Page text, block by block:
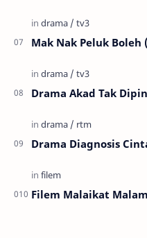
Mak Nak Peluk Boleh
Drama Akad Tak
Drama Diagnosis
Filem Malaikat Malam